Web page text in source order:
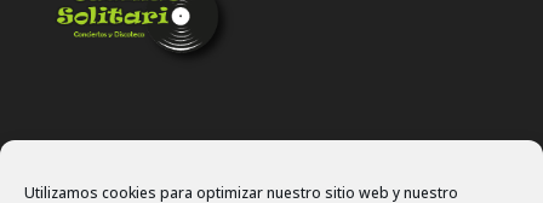
Utilizamos cookies para optimizar nuestro sitio web y nuestro